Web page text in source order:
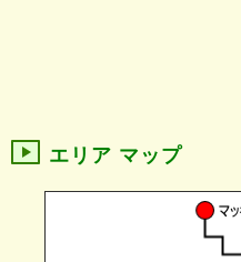
エリア マップ